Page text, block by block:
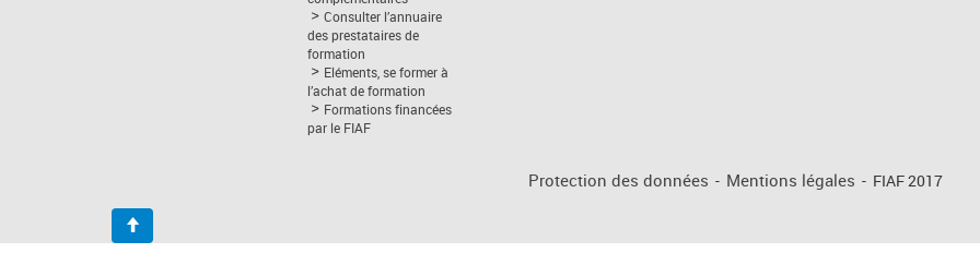
Consulter l’annuaire
des prestataires de
formation
Eléments, se former à
l’achat de formation
Formations financées
par le FIAF
Protection des données - Mentions légales - FIAF 2017